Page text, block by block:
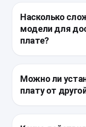
Насколько
модели для
плате?
чувствительны к
заключается в
демонтажа
Можно ли
плату от